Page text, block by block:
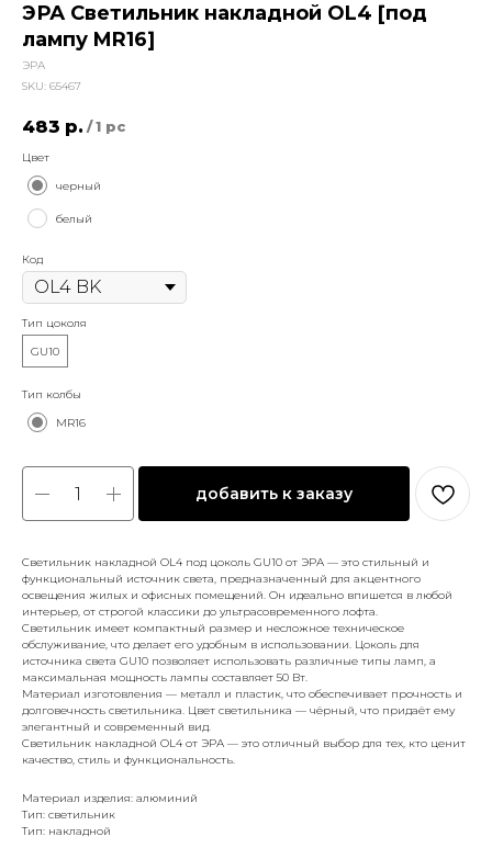
ЭРА Светильник накладной OL4 [под
лампу MR16]
ЭРА
SKU: 65467
483 р. / 1 pc
Цвет
черный
белый
Код
Тип цоколя
GU10
Тип колбы
MR16
добавить к заказу
Светильник накладной OL4 под цоколь GU10 от ЭРА — это стильный и
функциональный источник света, предназначенный для акцентного
освещения жилых и офисных помещений. Он идеально впишется в любой
интерьер, от строгой классики до ультрасовременного лофта.
Светильник имеет компактный размер и несложное техническое
обслуживание, что делает его удобным в использовании. Цоколь для
источника света GU10 позволяет использовать различные типы ламп, а
максимальная мощность лампы составляет 50 Вт.
Материал изготовления — металл и пластик, что обеспечивает прочность и
долговечность светильника. Цвет светильника — чёрный, что придаёт ему
элегантный и современный вид.
Светильник накладной OL4 от ЭРА — это отличный выбор для тех, кто ценит
качество, стиль и функциональность.
Материал изделия: алюминий
Тип: светильник
Тип: накладной